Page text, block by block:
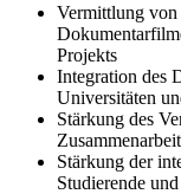
Vermittlung
Projekts
Integration des
Universitäten
Stärkung des
Stärkung der
Studierende